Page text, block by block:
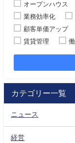
オープンハウス
業務効率化
顧客単価アップ
賃貸管理
カテゴリー一覧
ニュース
経営